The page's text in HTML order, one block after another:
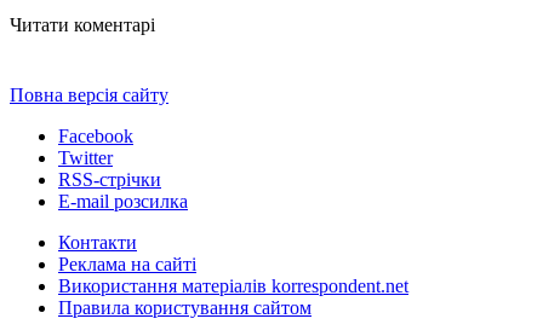
Читати коментарі
Повна версія сайту
Facebook
Twitter
RSS-стрічки
E-mail розсилка
Контакти
Реклама на сайті
Використання матеріалів korrespondent.net
Правила користування сайтом